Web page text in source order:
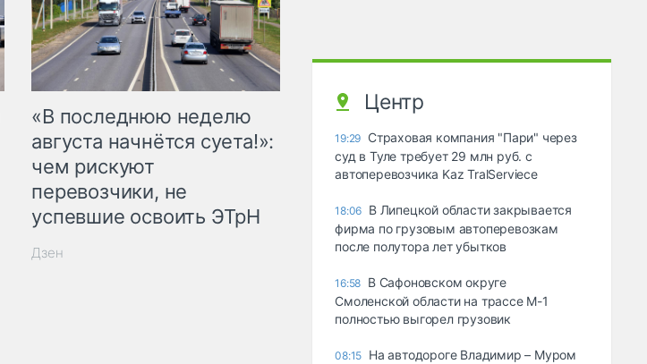
«В последнюю неделю
августа начнётся суета!»:
чем рискуют
перевозчики, не
успевшие освоить ЭТрН
Дзен
Центр
19:29 Страховая компания "Пари" через
суд в Туле требует 29 млн руб. с
автоперевозчика Kaz TralServiece
18:06 В Липецкой области закрывается
фирма по грузовым автоперевозкам
после полутора лет убытков
16:58 В Сафоновском округе
Смоленской области на трассе М-1
полностью выгорел грузовик
08:15 На автодороге Владимир – Муром